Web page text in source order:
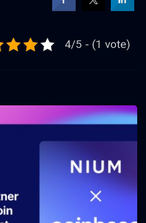
4/5 - (1 vote)